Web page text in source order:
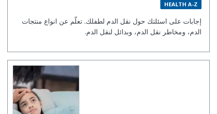
HEALTH A-Z
إجابات على اسئلتك حول نقل الدم لطفلك. تعلّم عن انواع منتجات
الدم، ومخاطر نقل الدم، وبدائل لنقل الدم.